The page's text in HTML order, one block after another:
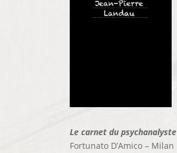
Le carnet du psychanalyste
Fortunato D’Amico – Milan